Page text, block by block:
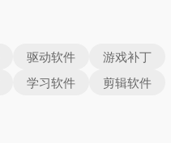
驱动软件
游戏补丁
学习软件
剪辑软件